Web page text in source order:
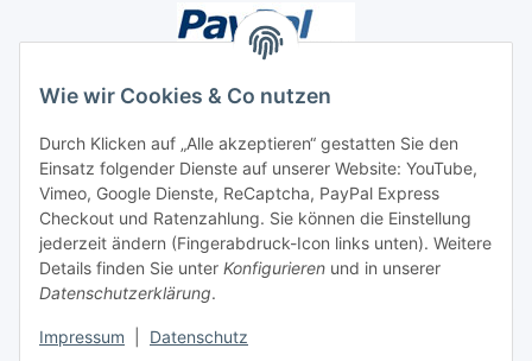
Wie wir Cookies & Co nutzen
Durch Klicken auf „Alle akzeptieren“ gestatten Sie den
Einsatz folgender Dienste auf unserer Website: YouTube,
Vimeo, Google Dienste, ReCaptcha, PayPal Express
Checkout und Ratenzahlung. Sie können die Einstellung
jederzeit ändern (Fingerabdruck-Icon links unten). Weitere
Details finden Sie unter Konfigurieren und in unserer
Datenschutzerklärung.
Impressum Datenschutz
Unsere Seiten
Social Media
Vertrag widerrufen